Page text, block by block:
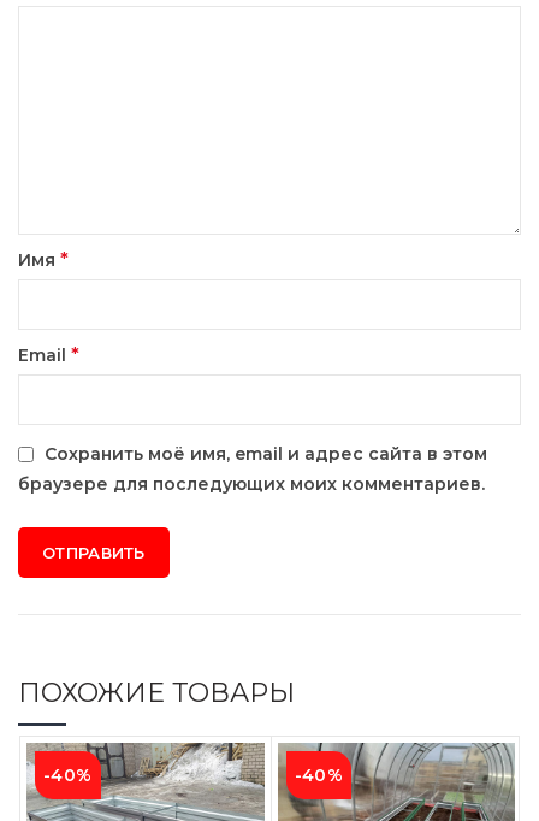
Имя *
Email *
Сохранить моё имя, email и адрес сайта в этом
браузере для последующих моих комментариев.
ПОХОЖИЕ ТОВАРЫ
-40% -40%